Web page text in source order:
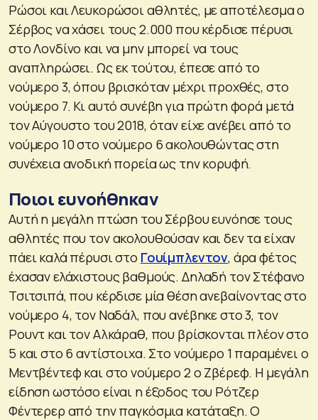
Ρώσοι και Λευκορώσοι αθλητές, με αποτέλεσμα ο
Σέρβος να χάσει τους 2.000 που κέρδισε πέρυσι
στο Λονδίνο και να μην μπορεί να τους
αναπληρώσει. Ως εκ τούτου, έπεσε από το
νούμερο 3, όπου βρισκόταν μέχρι προχθές, στο
νούμερο 7. Κι αυτό συνέβη για πρώτη φορά μετά
τον Αύγουστο του 2018, όταν είχε ανέβει από το
νούμερο 10 στο νούμερο 6 ακολουθώντας στη
συνέχεια ανοδική πορεία ως την κορυφή.
Ποιοι ευνοήθηκαν
Αυτή η μεγάλη πτώση του Σέρβου ευνόησε τους
αθλητές που τον ακολουθούσαν και δεν τα είχαν
πάει καλά πέρυσι στο Γουίμπλεντον, άρα φέτος
έχασαν ελάχιστους βαθμούς. Δηλαδή τον Στέφανο
Τσιτσιπά, που κέρδισε μία θέση ανεβαίνοντας στο
νούμερο 4, τον Ναδάλ, που ανέβηκε στο 3, τον
Ρουντ και τον Αλκάραθ, που βρίσκονται πλέον στο
5 και στο 6 αντίστοιχα. Στο νούμερο 1 παραμένει ο
Μεντβέντεφ και στο νούμερο 2 ο Ζβέρεφ. Η μεγάλη
είδηση ωστόσο είναι η έξοδος του Ρότζερ
Φέντερερ από την παγκόσμια κατάταξη. Ο